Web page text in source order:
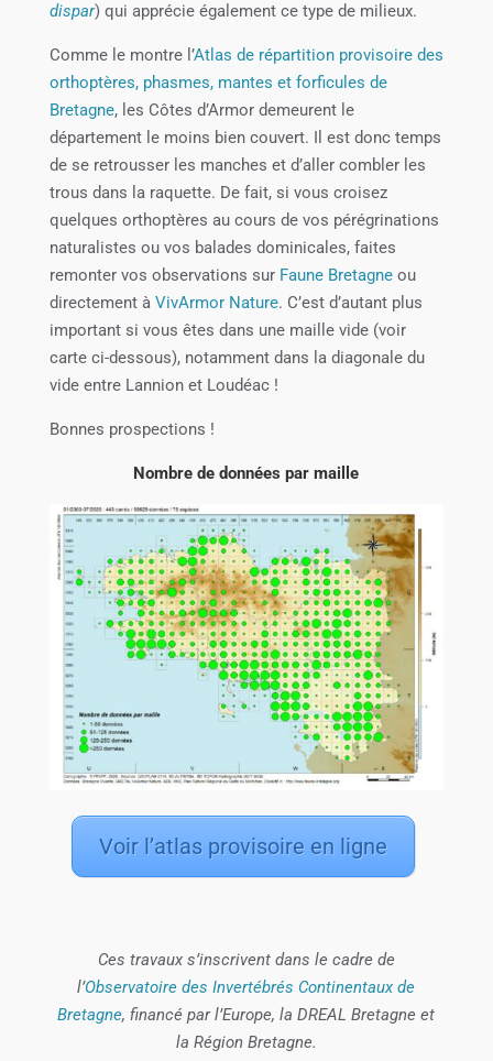
dispar) qui apprécie également ce type de milieux.
Comme le montre l’Atlas de répartition provisoire des
orthoptères, phasmes, mantes et forficules de
Bretagne, les Côtes d’Armor demeurent le
département le moins bien couvert. Il est donc temps
de se retrousser les manches et d’aller combler les
trous dans la raquette. De fait, si vous croisez
quelques orthoptères au cours de vos pérégrinations
naturalistes ou vos balades dominicales, faites
remonter vos observations sur Faune Bretagneou
directement à VivArmor Nature. C’est d’autant plus
important si vous êtes dans une maille vide (voir
carte ci-dessous), notamment dans la diagonale du
vide entre Lannion et Loudéac !
Bonnes prospections !
Nombre de données par maille
Voir l’atlas provisoire en ligne
Ces travaux s’inscrivent dans le cadre de
l’Observatoire des Invertébrés Continentaux de
Bretagne, financé par l’Europe, la DREAL Bretagne et
la Région Bretagne.